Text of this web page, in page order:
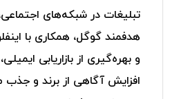
تبلیغات در شبکه‌های
هدفمند گوگل، همکاری با
و بهره‌گیری از بازاریابی
افزایش آگاهی از برند و جذب